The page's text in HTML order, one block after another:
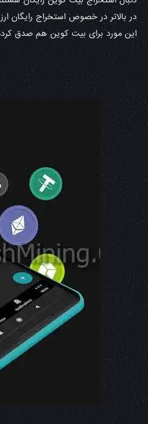
در بالاتر در خصوص استخراج رایگان
این مورد برای بیت کوین هم صدق